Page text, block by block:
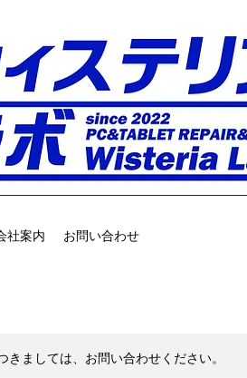
社案内 お問い合わせ
ましては、お問い合わせください。